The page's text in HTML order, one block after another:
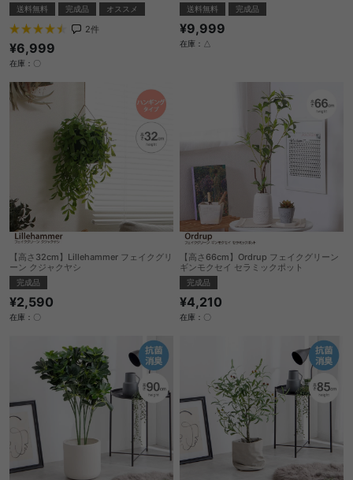
送料無料 完成品 オススメ
2件
¥6,999
在庫：〇
送料無料 完成品
¥9,999
在庫：△
【高さ32cm】Lillehammer フェイクグリ
ーン クジャクヤシ
完成品
¥2,590
在庫：〇
【高さ66cm】Ordrup フェイクグリーン
ギンモクセイ セラミックポット
完成品
¥4,210
在庫：〇